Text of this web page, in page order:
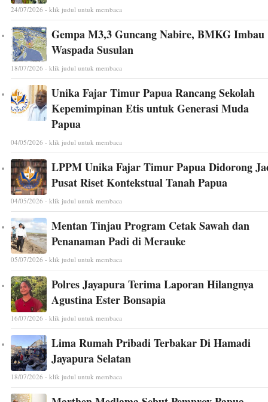
24/07/2026 - klik judul untuk membaca
Gempa M3,3 Guncang Nabire, BMKG Imbau
Waspada Susulan
18/07/2026 - klik judul untuk membaca
Unika Fajar Timur Papua Rancang Sekolah
Kepemimpinan Etis untuk Generasi Muda
Papua
04/05/2026 - klik judul untuk membaca
LPPM Unika Fajar Timur Papua Didorong
Pusat Riset Kontekstual Tanah Papua
04/05/2026 - klik judul untuk membaca
Mentan Tinjau Program Cetak Sawah dan
Penanaman Padi di Merauke
05/07/2026 - klik judul untuk membaca
Polres Jayapura Terima Laporan Hilangnya
Agustina Ester Bonsapia
16/07/2026 - klik judul untuk membaca
Lima Rumah Pribadi Terbakar Di Hamadi
Jayapura Selatan
18/07/2026 - klik judul untuk membaca